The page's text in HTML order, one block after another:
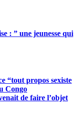
: ” une jeunesse qui
“tout propos sexiste
Congo
de faire l’objet